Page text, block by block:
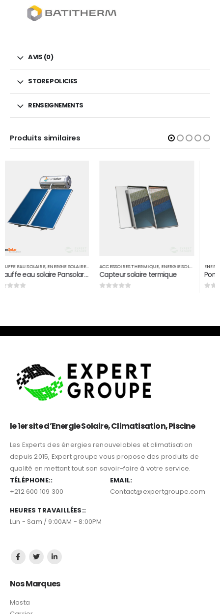
AVIS (0)
STORE POLICIES
RENSEIGNEMENTS
Produits similaires
ACCESSOIRES THERMIQUE,ENERGIE SOLAIRE THERMIQUE
Capteur solaire termique
ENERGIE SOLAIRE THERMIQUE,POMPAGE SOLAIRE
Pompe immergée Mastra 4SP-5/17M en acier inoxydable 2 HP 1,5 KW D 1″1/2
le 1er site d’Energie Solaire, Climatisation, Piscine
Les Experts des énergies renouvelables et climatisation
depuis 2015, Expert groupe vous propose des produits de
qualité en mettant tout son savoir-faire à votre service.
TÉLÉPHONE::
+212 600 109 300
EMAIL:
Contact@expertgroupe.com
HEURES TRAVAILLÉES::
Lun - Sam / 9:00AM - 8:00PM
Nos Marques
Masta